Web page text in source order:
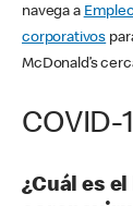
navega a
corporativos
McDonald’s
COVID-
¿Cuál es